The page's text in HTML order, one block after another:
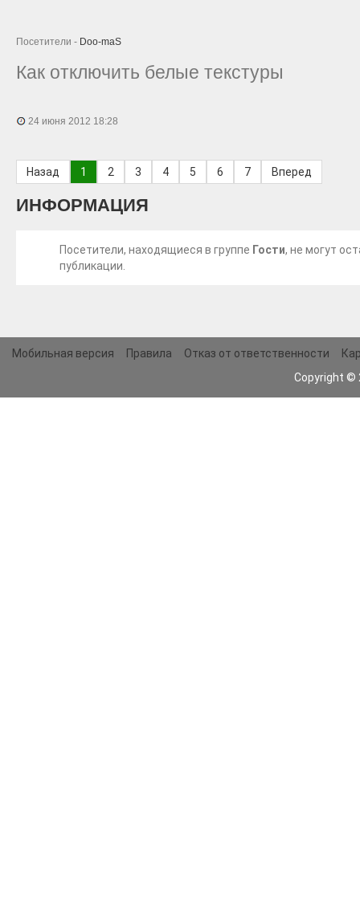
Посетители - Doo-maS
Как отключить белые текстуры
24 июня 2012 18:28
Назад 1 2 3 4 5 6 7 Вперед
ИНФОРМАЦИЯ
Посетители, находящиеся в группе Гости, не могут
публикации.
Мобильная версия Правила Отказ от ответственности
Copyright ©